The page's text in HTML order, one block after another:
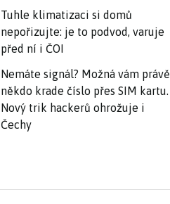
Tuhle klimatizaci si domů
nepořizujte: je to podvod, varuje
před ní i ČOI
Nemáte signál? Možná vám právě
někdo krade číslo přes SIM kartu.
Nový trik hackerů ohrožuje i
Čechy